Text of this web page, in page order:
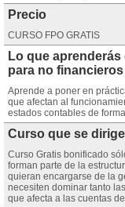
Precio
CURSO FPO GRATIS
Lo que aprenderás
para no financieros
Aprende a poner en
que afectan al
estados contables de
Curso que se
Curso Gratis bonificado
forman parte de la
quieran encargarse de la
necesiten dominar tanto
que afecta a las cuentas